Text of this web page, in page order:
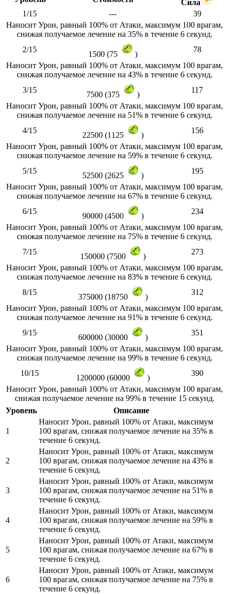
Сила
1/15
---
39
Наносит Урон, равный 100% от Атаки, максимум 100 врагам,
снижая получаемое лечение на 35% в течение 6 секунд.
2/15
1500 (75 )
78
Наносит Урон, равный 100% от Атаки, максимум 100 врагам,
снижая получаемое лечение на 43% в течение 6 секунд.
3/15
7500 (375 )
117
Наносит Урон, равный 100% от Атаки, максимум 100 врагам,
снижая получаемое лечение на 51% в течение 6 секунд.
4/15
22500 (1125 )
156
Наносит Урон, равный 100% от Атаки, максимум 100 врагам,
снижая получаемое лечение на 59% в течение 6 секунд.
5/15
52500 (2625 )
195
Наносит Урон, равный 100% от Атаки, максимум 100 врагам,
снижая получаемое лечение на 67% в течение 6 секунд.
6/15
90000 (4500 )
234
Наносит Урон, равный 100% от Атаки, максимум 100 врагам,
снижая получаемое лечение на 75% в течение 6 секунд.
7/15
150000 (7500 )
273
Наносит Урон, равный 100% от Атаки, максимум 100 врагам,
снижая получаемое лечение на 83% в течение 6 секунд.
8/15
375000 (18750 )
312
Наносит Урон, равный 100% от Атаки, максимум 100 врагам,
снижая получаемое лечение на 91% в течение 6 секунд.
9/15
600000 (30000 )
351
Наносит Урон, равный 100% от Атаки, максимум 100 врагам,
снижая получаемое лечение на 99% в течение 6 секунд.
10/15
1200000 (60000 )
390
Наносит Урон, равный 100% от Атаки, максимум 100 врагам,
снижая получаемое лечение на 99% в течение 15 секунд.
Уровень
Описание
1
Наносит Урон, равный 100% от Атаки, максимум
100 врагам, снижая получаемое лечение на 35% в
течение 6 секунд.
2
Наносит Урон, равный 100% от Атаки, максимум
100 врагам, снижая получаемое лечение на 43% в
течение 6 секунд.
3
Наносит Урон, равный 100% от Атаки, максимум
100 врагам, снижая получаемое лечение на 51% в
течение 6 секунд.
4
Наносит Урон, равный 100% от Атаки, максимум
100 врагам, снижая получаемое лечение на 59% в
течение 6 секунд.
5
Наносит Урон, равный 100% от Атаки, максимум
100 врагам, снижая получаемое лечение на 67% в
течение 6 секунд.
6
Наносит Урон, равный 100% от Атаки, максимум
100 врагам, снижая получаемое лечение на 75% в
течение 6 секунд.